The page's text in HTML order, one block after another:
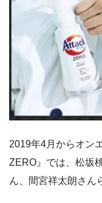
2019年4月からオン
ZERO』では、松坂
ん、間宮祥太朗さん